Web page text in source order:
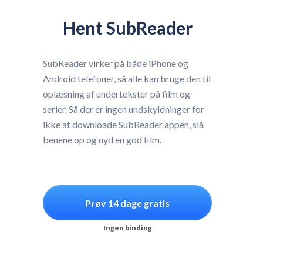
Hent SubReader
SubReader virker på både iPhone og
Android telefoner, så alle kan bruge den til
oplæsning af undertekster på film og
serier. Så der er ingen undskyldninger for
ikke at downloade SubReader appen, slå
benene op og nyd en god film.
Prøv 14 dage gratis
Ingen binding